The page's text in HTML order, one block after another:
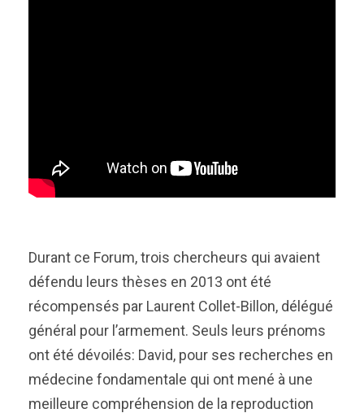
Durant ce Forum, trois chercheurs qui avaient
défendu leurs thèses en 2013 ont été
récompensés par Laurent Collet-Billon, délégué
général pour l’armement. Seuls leurs prénoms
ont été dévoilés: David, pour ses recherches en
médecine fondamentale qui ont mené à une
meilleure compréhension de la reproduction